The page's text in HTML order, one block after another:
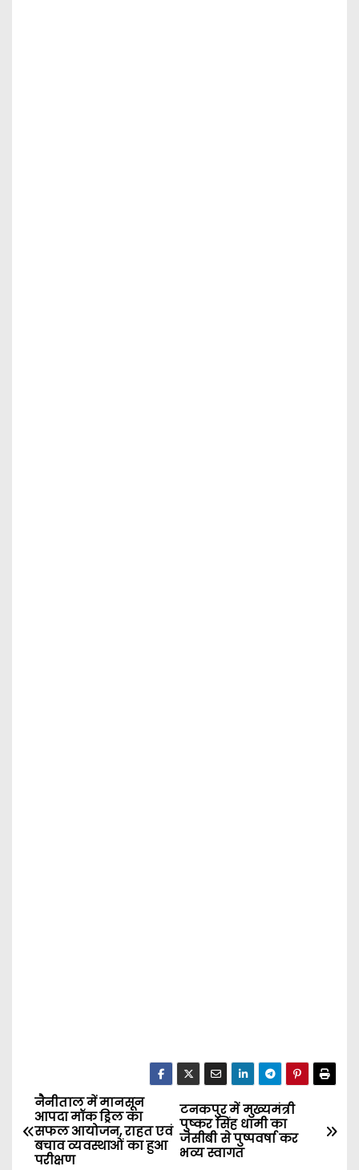
P
o
टनकपुर में मुख्यमंत्री
पुष्कर सिंह धामी का
जेसीबी से पुष्पवर्षा कर
भव्य स्वागत
नैनीताल में मानसून
आपदा मॉक ड्रिल का
सफल आयोजन, राहत एवं
बचाव व्यवस्थाओं का हुआ
परीक्षण